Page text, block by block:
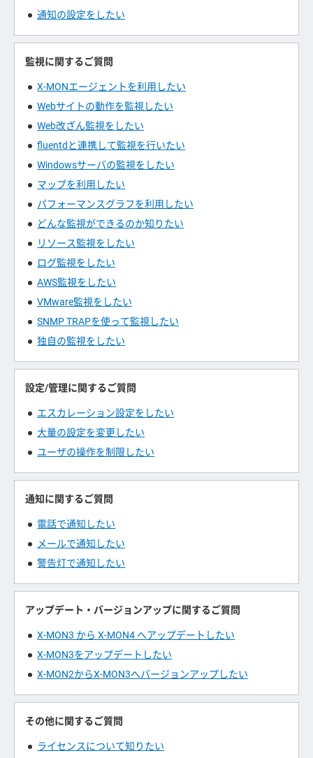
通知の設定をしたい
監視に関するご質問
X-MONエージェントを利用したい
Webサイトの動作を監視したい
Web改ざん監視をしたい
fluentdと連携して監視を行いたい
Windowsサーバの監視をしたい
マップを利用したい
パフォーマンスグラフを利用したい
どんな監視ができるのか知りたい
リソース監視をしたい
ログ監視をしたい
AWS監視をしたい
VMware監視をしたい
SNMP TRAPを使って監視したい
独自の監視をしたい
設定/管理に関するご質問
エスカレーション設定をしたい
大量の設定を変更したい
ユーザの操作を制限したい
通知に関するご質問
電話で通知したい
メールで通知したい
警告灯で通知したい
アップデート・バージョンアップに関するご質問
X-MON3 から X-MON4 へアップデートしたい
X-MON3をアップデートしたい
X-MON2からX-MON3へバージョンアップしたい
その他に関するご質問
ライセンスについて知りたい